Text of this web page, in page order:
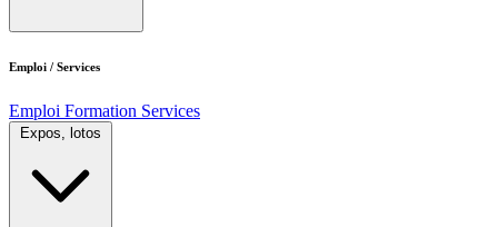
Emploi / Services
Emploi Formation Services
Expos, lotos